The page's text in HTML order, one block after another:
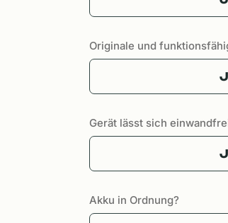
Originale und
Gerät lässt sich
Akku in Ordnung?